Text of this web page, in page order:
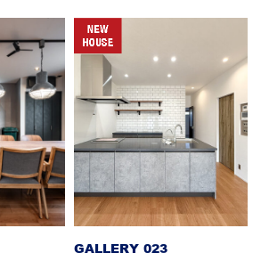
GALLERY 023